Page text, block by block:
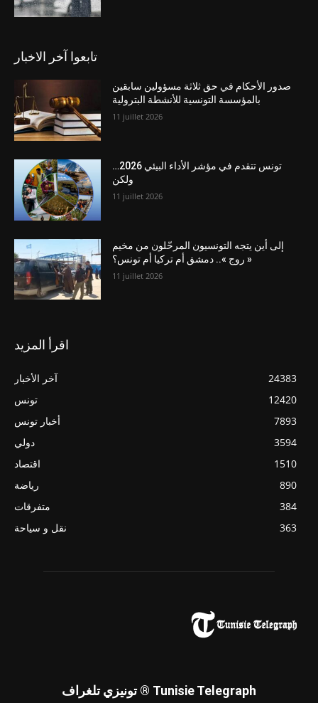
تابعوا آخر الاخبار
صدور الأحكام في حق ثلاثة مسؤولين سابقين
بالمؤسسة التونسية للأنشطة البترولية
11 juillet 2026
تونس تتقدم في مؤشر الأداء البيئي 2026…
ولكن
11 juillet 2026
إلى أين يتجه التونسيون المرحّلون من مخيم
« روج ».. دمشق أم تركيا أم تونس؟
11 juillet 2026
اقرأ المزيد
آخر الأخبار
24383
تونس
12420
أخبار تونس
7893
دولي
3594
اقتصاد
1510
رياضة
890
متفرقات
384
نقل و سياحة
363
تونيزي تلغراف ® Tunisie Telegraph